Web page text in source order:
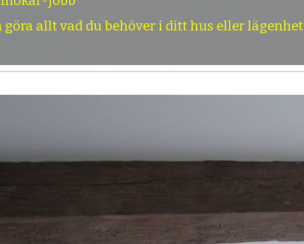
göra allt vad du behöver i ditt hus eller lägenhet